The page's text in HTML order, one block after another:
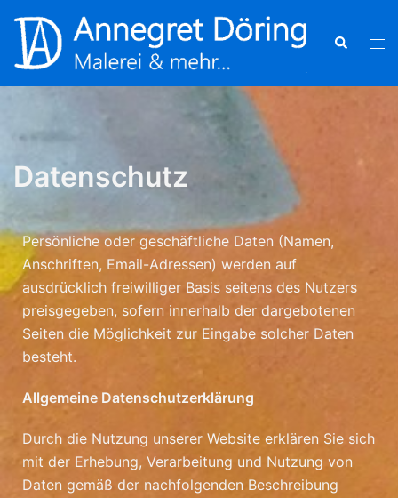
Datenschutz
Persönliche oder geschäftliche Daten (Namen,
Anschriften, Email-Adressen) werden auf
ausdrücklich freiwilliger Basis seitens des Nutzers
preisgegeben, sofern innerhalb der dargebotenen
Seiten die Möglichkeit zur Eingabe solcher Daten
besteht.
Allgemeine Datenschutzerklärung
Durch die Nutzung unserer Website erklären Sie sich
mit der Erhebung, Verarbeitung und Nutzung von
Daten gemäß der nachfolgenden Beschreibung